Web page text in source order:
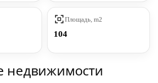
Площадь, m2
104
недвижимости